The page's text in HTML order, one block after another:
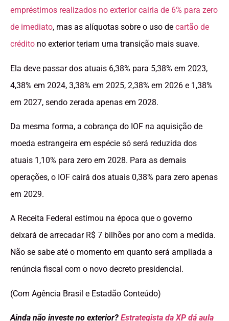
empréstimos realizados no exterior cairia de 6% para zero
de imediato, mas as alíquotas sobre o uso de cartão de
crédito no exterior teriam uma transição mais suave.
Ela deve passar dos atuais 6,38% para 5,38% em 2023,
4,38% em 2024, 3,38% em 2025, 2,38% em 2026 e 1,38%
em 2027, sendo zerada apenas em 2028.
Da mesma forma, a cobrança do IOF na aquisição de
moeda estrangeira em espécie só será reduzida dos
atuais 1,10% para zero em 2028. Para as demais
operações, o IOF cairá dos atuais 0,38% para zero apenas
em 2029.
A Receita Federal estimou na época que o governo
deixará de arrecadar R$ 7 bilhões por ano com a medida.
Não se sabe até o momento em quanto será ampliada a
renúncia fiscal com o novo decreto presidencial.
(Com Agência Brasil e Estadão Conteúdo)
Ainda não investe no exterior? Estrategista da XP dá aula